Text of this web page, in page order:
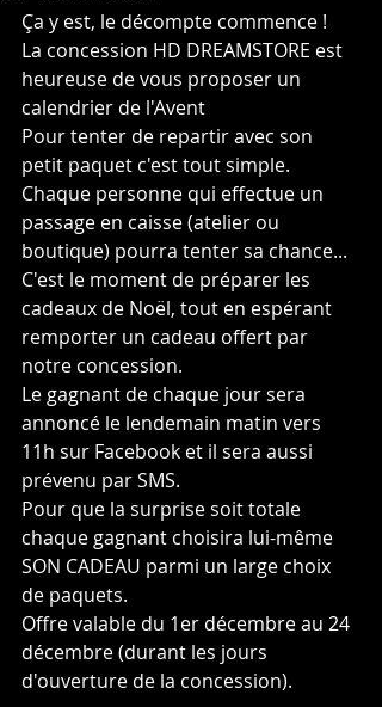
Ça y est, le décompte commence !
La concession HD DREAMSTORE est
heureuse de vous proposer un
calendrier de l'Avent
Pour tenter de repartir avec son
petit paquet c'est tout simple.
Chaque personne qui effectue un
passage en caisse (atelier ou
boutique) pourra tenter sa chance...
C'est le moment de préparer les
cadeaux de Noël, tout en espérant
remporter un cadeau offert par
notre concession.
Le gagnant de chaque jour sera
annoncé le lendemain matin vers
11h sur Facebook et il sera aussi
prévenu par SMS.
Pour que la surprise soit totale
chaque gagnant choisira lui-même
SON CADEAU parmi un large choix
de paquets.
Offre valable du 1er décembre au 24
décembre (durant les jours
d'ouverture de la concession).